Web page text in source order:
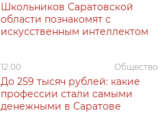
Школьников Саратовской
области познакомят с
искусственным интеллектом
12:00 Общество
До 259 тысяч рублей: какие
профессии стали самыми
денежными в Саратове